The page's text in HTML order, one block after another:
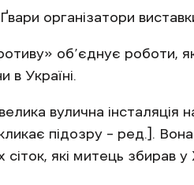
організатори
об’єднує роботи,
в Україні.
вулична інсталяція
підозру – ред.].
які митець збирав